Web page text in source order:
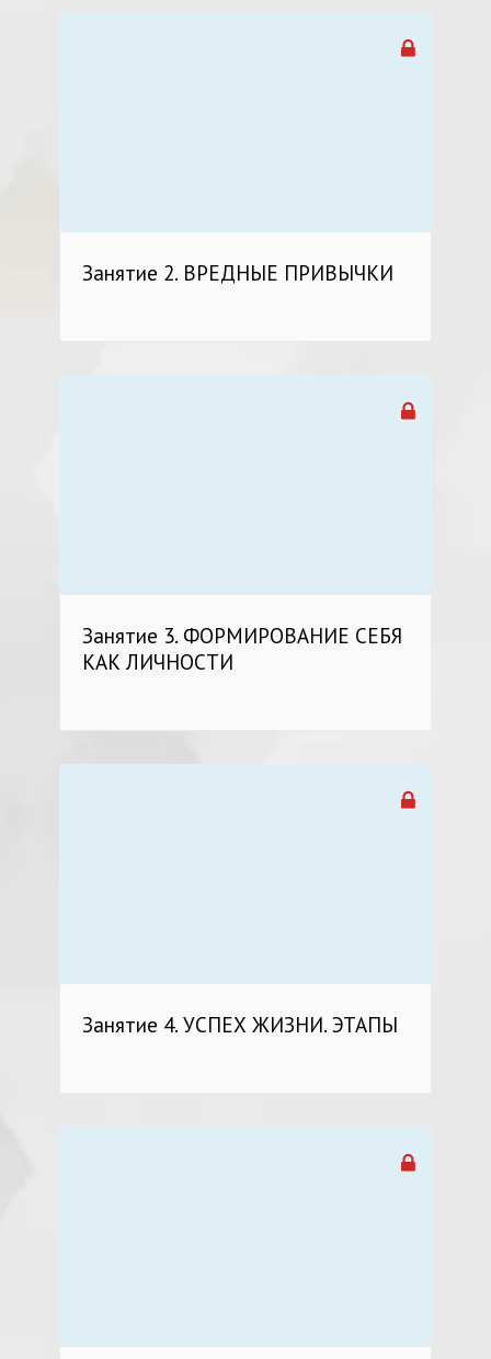
Занятие 2. ВРЕДНЫЕ ПРИВЫЧКИ
Занятие 3. ФОРМИРОВАНИЕ СЕБЯ
КАК ЛИЧНОСТИ
Занятие 4. УСПЕХ ЖИЗНИ. ЭТАПЫ